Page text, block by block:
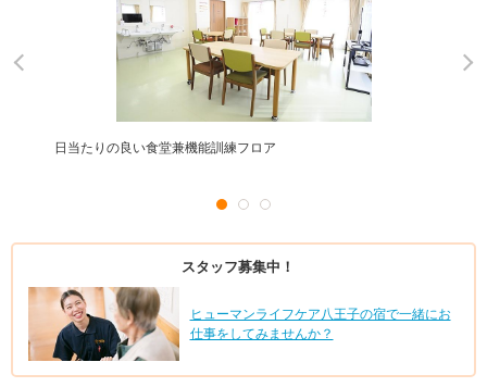
日当たりの良い食堂兼機能訓練フロア
スタッフ募集中！
ヒューマンライフケア八王子の宿で一緒にお
仕事をしてみませんか？